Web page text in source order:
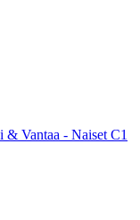
Vantaa - Naiset C1